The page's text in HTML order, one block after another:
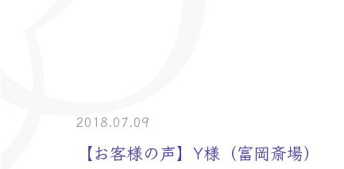
2018.07.09
【お客様の声】Y様（富岡斎場）